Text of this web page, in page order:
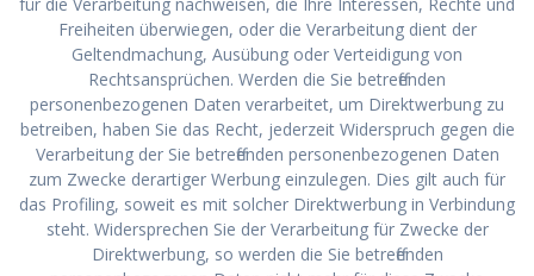
Freiheiten überwiegen, oder die Verarbeitung dient der
Geltendmachung, Ausübung oder Verteidigung von
Rechtsansprüchen. Werden die Sie betreffenden
personenbezogenen Daten verarbeitet, um Direktwerbung zu
betreiben, haben Sie das Recht, jederzeit Widerspruch gegen die
Verarbeitung der Sie betreffenden personenbezogenen Daten
zum Zwecke derartiger Werbung einzulegen. Dies gilt auch für
das Profiling, soweit es mit solcher Direktwerbung in Verbindung
steht. Widersprechen Sie der Verarbeitung für Zwecke der
Direktwerbung, so werden die Sie betreffenden